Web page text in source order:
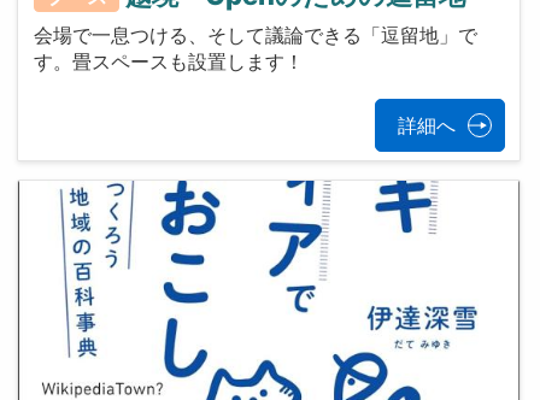
会場で一息つける、そして議論できる「逗留地」で
す。畳スペースも設置します！
詳細へ